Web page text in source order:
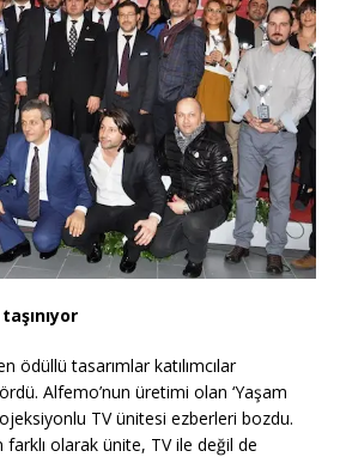
ödüllü tasarımlar katılımcılar
Alfemo’nun üretimi olan ‘Yaşam
TV ünitesi ezberleri bozdu.
farklı olarak ünite, TV ile değil de